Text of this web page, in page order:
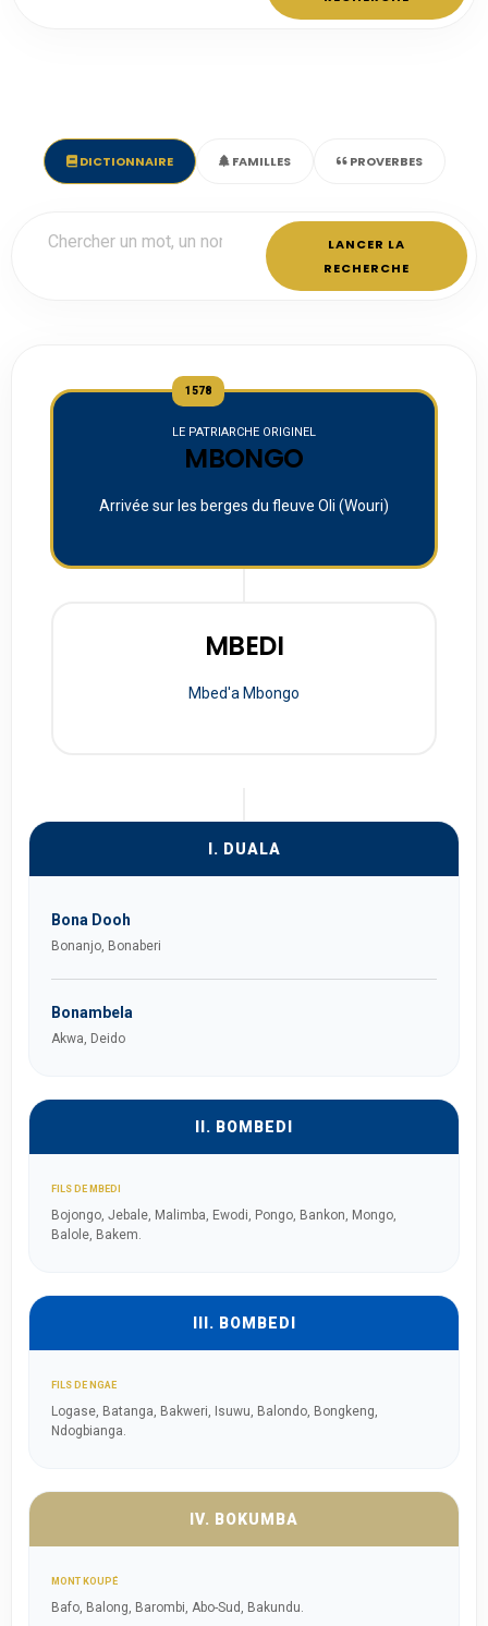
DICTIONNAIRE FAMILLES PROVERBES
LANCER LA
RECHERCHE
1578
LE PATRIARCHE ORIGINEL
MBONGO
Arrivée sur les berges du fleuve Oli (Wouri)
MBEDI
Mbed'a Mbongo
I. DUALA
Bona Dooh
Bonanjo, Bonaberi
Bonambela
Akwa, Deido
II. BOMBEDI
FILS DE MBEDI
Bojongo, Jebale, Malimba, Ewodi, Pongo, Bankon, Mongo,
Balole, Bakem.
III. BOMBEDI
FILS DE NGAE
Logase, Batanga, Bakweri, Isuwu, Balondo, Bongkeng,
Ndogbianga.
IV. BOKUMBA
MONT KOUPÉ
Bafo, Balong, Barombi, Abo-Sud, Bakundu.